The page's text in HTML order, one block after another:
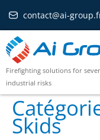
contact@ai-
Firefighting solutions for
industrial risks
Skids